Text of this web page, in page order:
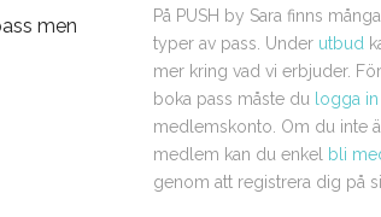
men
På PUSH by Sara finns
typer av pass. Under utbud
mer kring vad vi erbjuder.
boka pass måste du logga in
medlemskonto. Om du inte
medlem kan du enkel bli
genom att registrera dig på